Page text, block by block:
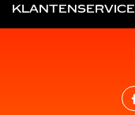
KLANTENSERVICE